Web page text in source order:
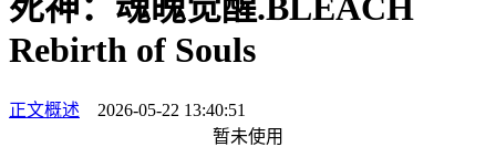
死神：魂魄觉醒.BLEACH
Rebirth of Souls
正文概述
2026-05-22 13:40:51
暂未使用